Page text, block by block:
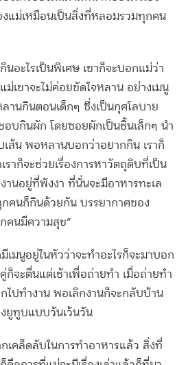
งแม่เหมือนเป็นสิ่งที่หลอมรวมทุกคน
นอะไรเป็นพิเศษ เขาก็จะบอกแม่ว่า
ม่เขาจะไม่ค่อยขัดใจหลาน อย่างเมนู
านกินตอนเด็กๆ ซึ่งเป็นกุศโลบาย
อบกินผัก โดยซอยผักเป็นชิ้นเล็กๆ นำ
เส้น พอหลานบอกว่าอยากกิน เราก็
ราก็จะช่วยเรื่องการหาวัตถุดิบที่เป็น
านอยู่ที่พังงา ที่นั่นจะมีอาหารทะเล
กคนก็กินด้วยกัน บรรยากาศของ
คนมีความสุข”
เมนูอยู่ในหัวว่าจะทำอะไรก็จะมาบอก
ก็จะตื่นแต่เช้าเพื่อถ่ายทำ เมื่อถ่ายทำ
ไปทำงาน พอเลิกงานก็จะกลับบ้าน
ยูทูบแบบวันเว้นวัน
เคล็ดลับในการทำอาหารแล้ว สิ่งที่